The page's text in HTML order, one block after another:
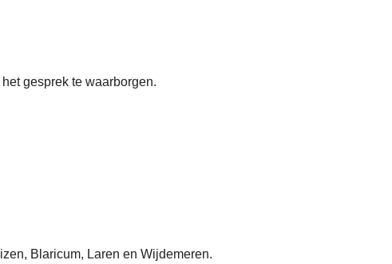
gesprek te waarborgen.
Blaricum, Laren en Wijdemeren.